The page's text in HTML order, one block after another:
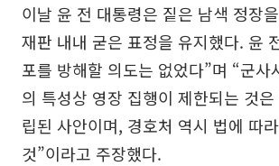
이날 윤 전 대통령은 짙은 남색 정장
재판 내내 굳은 표정을 유지했다. 윤
포를 방해할 의도는 없었다”며 “군사
의 특성상 영장 집행이 제한되는 것
립된 사안이며, 경호처 역시 법에 따
것”이라고 주장했다.